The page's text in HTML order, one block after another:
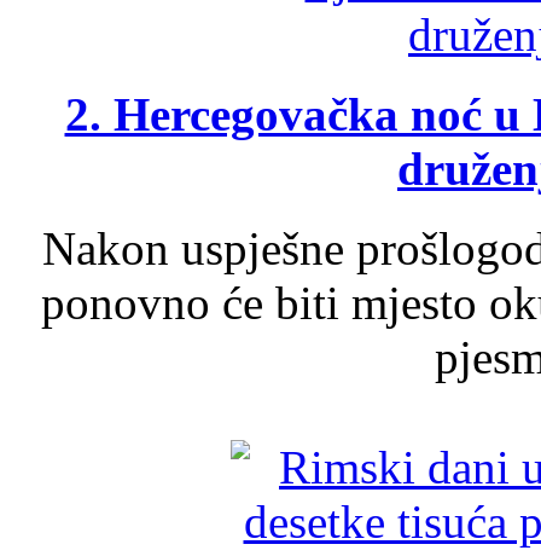
2. Hercegovačka noć
Nakon uspješne
ponovno će biti mjesto